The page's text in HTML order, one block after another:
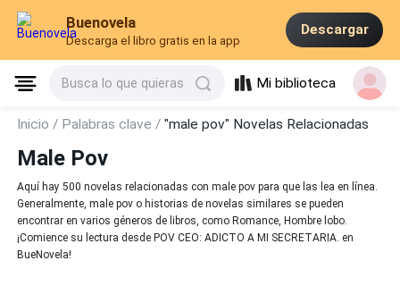
Buenovela
Descarga el libro gratis en la app
Descargar
Busca lo que quieras Mi biblioteca
Inicio / Palabras clave /"male pov" Novelas Relacionadas
Male Pov
Aquí hay 500 novelas relacionadas con male pov para que las lea en línea.
Generalmente, male pov o historias de novelas similares se pueden
encontrar en varios géneros de libros, como Romance, Hombre lobo.
¡Comience su lectura desde POV CEO: ADICTO A MI SECRETARIA. en
BueNovela!